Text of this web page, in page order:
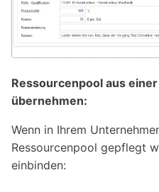
Ressourcenpool aus
übernehmen:
Wenn in Ihrem
Ressourcenpool gepflegt
einbinden: